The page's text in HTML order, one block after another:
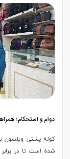
دوام و استحکام؛
کوله پشتی ویلسون
شده است تا در